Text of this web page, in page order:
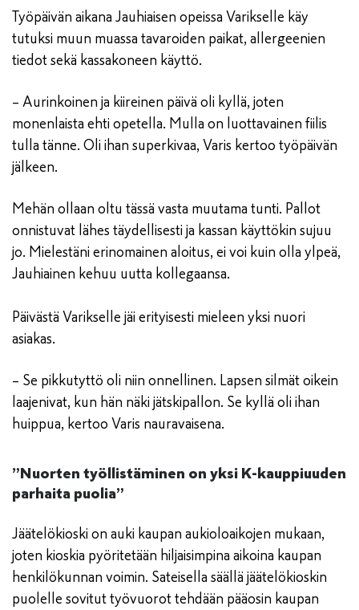
Työpäivän aikana Jauhiaisen opeissa Varikselle käy
tutuksi muun muassa tavaroiden paikat, allergeenien
tiedot sekä kassakoneen käyttö.
– Aurinkoinen ja kiireinen päivä oli kyllä, joten
monenlaista ehti opetella. Mulla on luottavainen fiilis
tulla tänne. Oli ihan superkivaa, Varis kertoo työpäivän
jälkeen.
Mehän ollaan oltu tässä vasta muutama tunti. Pallot
onnistuvat lähes täydellisesti ja kassan käyttökin sujuu
jo. Mielestäni erinomainen aloitus, ei voi kuin olla ylpeä,
Jauhiainen kehuu uutta kollegaansa.
Päivästä Varikselle jäi erityisesti mieleen yksi nuori
asiakas.
– Se pikkutyttö oli niin onnellinen. Lapsen silmät oikein
laajenivat, kun hän näki jätskipallon. Se kyllä oli ihan
huippua, kertoo Varis nauravaisena.
”Nuorten työllistäminen on yksi K-kauppiuuden
parhaita puolia”
Jäätelökioski on auki kaupan aukioloaikojen mukaan,
joten kioskia pyöritetään hiljaisimpina aikoina kaupan
henkilökunnan voimin. Sateisella säällä jäätelökioskin
puolelle sovitut työvuorot tehdään pääosin kaupan